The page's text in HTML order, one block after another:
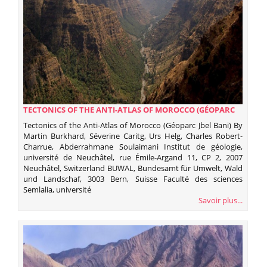
TECTONICS OF THE ANTI-ATLAS OF MOROCCO (GÉOPARC
JBEL BANI)
Tectonics of the Anti-Atlas of Morocco (Géoparc Jbel Bani) By
Martin Burkhard, Séverine Caritg, Urs Helg, Charles Robert-
Charrue, Abderrahmane Soulaimani Institut de géologie,
université de Neuchâtel, rue Émile-Argand 11, CP 2, 2007
Neuchâtel, Switzerland BUWAL, Bundesamt für Umwelt, Wald
und Landschaf, 3003 Bern, Suisse Faculté des sciences
Semlalia, université
Savoir plus...